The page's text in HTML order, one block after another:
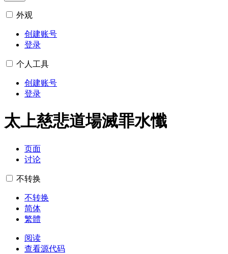
外观
创建账号
登录
个人工具
创建账号
登录
太上慈悲道場滅罪水懺
页面
讨论
不转换
不转换
简体
繁體
阅读
查看源代码